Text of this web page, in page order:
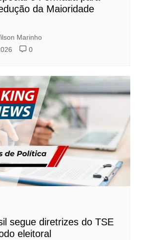
da Maioridade
Marinho
0
segue diretrizes do TSE
eleitoral